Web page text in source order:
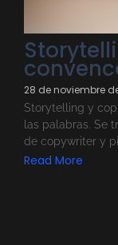
28 de noviembre
Storytelling y
las palabras. Se
de copywriter y
Read More